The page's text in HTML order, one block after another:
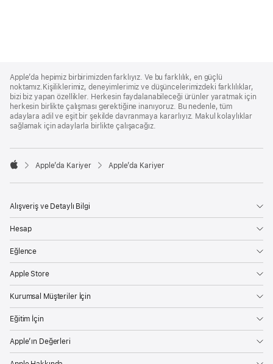
Footer
Apple’da hepimiz birbirimizden farklıyız. Ve bu farklılık, en güçlü
noktamız.Kişiliklerimiz, deneyimlerimiz ve düşüncelerimizdeki farklılıklar,
bizi biz yapan özellikler. Herkesin faydalanabileceği ürünler yaratmak için
herkesin birlikte çalışması gerektiğine inanıyoruz. Bu nedenle, tüm
adaylara adil ve eşit bir şekilde davranmaya kararlıyız. Makul kolaylıklar
sağlamak için adaylarla birlikte çalışacağız.

Apple’da Kariyer Apple’da Kariyer
Alışveriş ve Detaylı Bilgi
Hesap
Eğlence
Apple Store
Kurumsal Müşteriler İçin
Eğitim İçin
Apple’ın Değerleri